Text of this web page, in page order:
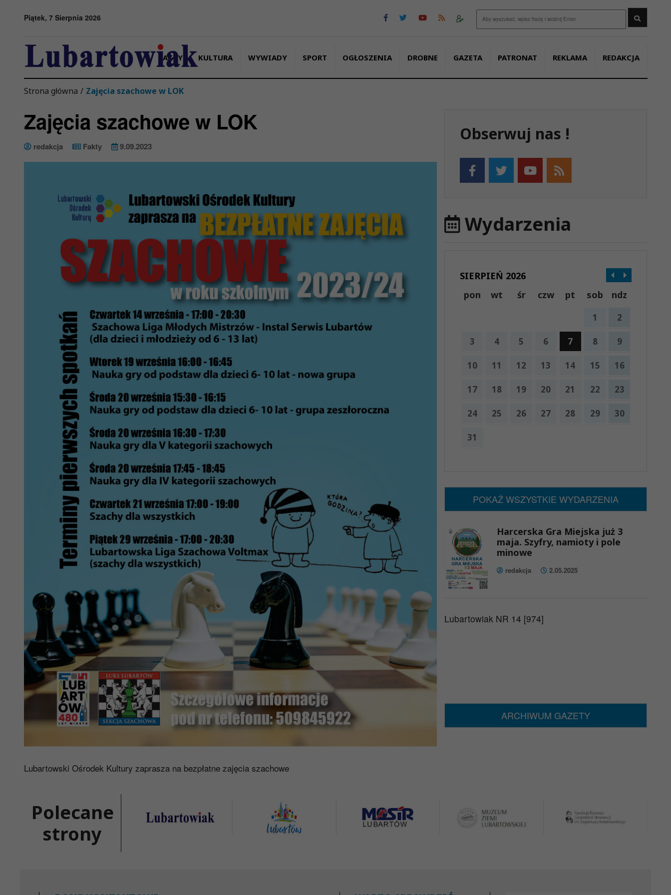
Piątek, 7 Sierpnia 2026
FAKTY KULTURA WYWIADY SPORT OGŁOSZENIA DROBNE GAZETA PATRONAT REKLAMA REDAKCJA
Strona główna / Zajęcia szachowe w LOK
Zajęcia szachowe w LOK
redakcja Fakty 9.09.2023
Lubartowski Ośrodek Kultury zaprasza na bezpłatne zajęcia szachowe
Obserwuj nas !
Wydarzenia
SIERPIEŃ 2026
pon
wt śr czw pt sob ndz
1 2
3 4 5 6 7 8 9
10 11 12 13 14 15 16
17 18 19 20 21 22 23
24 25 26 27 28 29 30
31
POKAŻ WSZYSTKIE WYDARZENIA
Harcerska Gra Miejska już 3
maja. Szyfry, namioty i pole
minowe
redakcja 2.05.2025
Lubartowiak NR 14 [974]
ARCHIWUM GAZETY
Polecane
strony